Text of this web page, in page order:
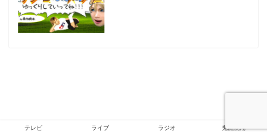
テレビ ライブ ラジオ 鬼龍院翔